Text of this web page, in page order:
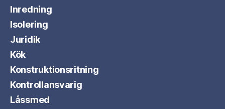
Inredning
Isolering
Juridik
Kök
Konstruktionsritning
Kontrollansvarig
Låssmed